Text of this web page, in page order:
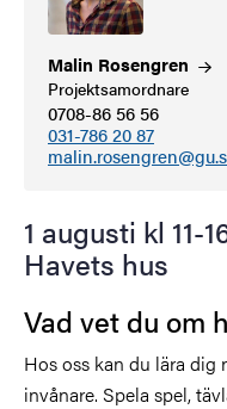
Malin Rosengren
Projektsamordnare
0708-86 56 56
031-786 20 87
1 augusti kl 11-
Havets hus
Vad vet du om
Hos oss kan du lära dig
invånare. Spela spel,